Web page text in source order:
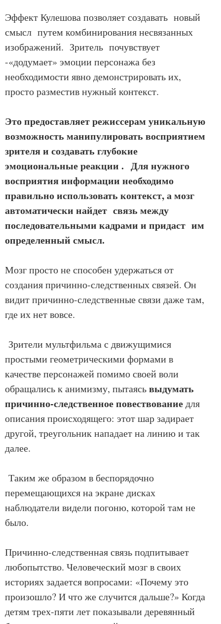
Эффект Кулешова позволяет создавать новый
смысл путем комбинирования несвязанных
изображений. Зритель почувствует
-«додумает» эмоции персонажа без
необходимости явно демонстрировать их,
просто разместив нужный контекст.
Это предоставляет режиссерам уникальную
возможность манипулировать восприятием
зрителя и создавать глубокие
эмоциональные реакции . Для нужного
восприятия информации необходимо
правильно использовать контекст, а мозг
автоматически найдет связь между
последовательными кадрами и придаст им
определенный смысл.
Мозг просто не способен удержаться от
создания причинно-следственных связей. Он
видит причинно-следственные связи даже там,
где их нет вовсе.
Зрители мультфильма с движущимися
простыми геометрическими формами в
качестве персонажей помимо своей воли
обращались к анимизму, пытаясьвыдумать
причинно-следственное повествованиедля
описания происходящего: этот шар задирает
другой, треугольник нападает на линию и так
далее.
Таким же образом в беспорядочно
перемещающихся на экране дисках
наблюдатели видели погоню, которой там не
было.
Причинно-следственная связь подпитывает
любопытство. Человеческий мозг в своих
историях задается вопросами: «Почему это
произошло? И что же случится дальше?» Когда
детям трех-пяти лет показывали деревянный